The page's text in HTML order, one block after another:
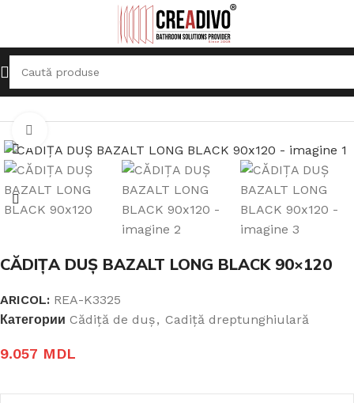
Prima pagină Cădiță de duș Cadiță dreptunghiulară
CĂDIȚA DUȘ BAZALT LONG BLACK 90×120
ARICOL: REA-K3325
Категории Cădiță de duș, Cadiță dreptunghiulară
9.057 MDL